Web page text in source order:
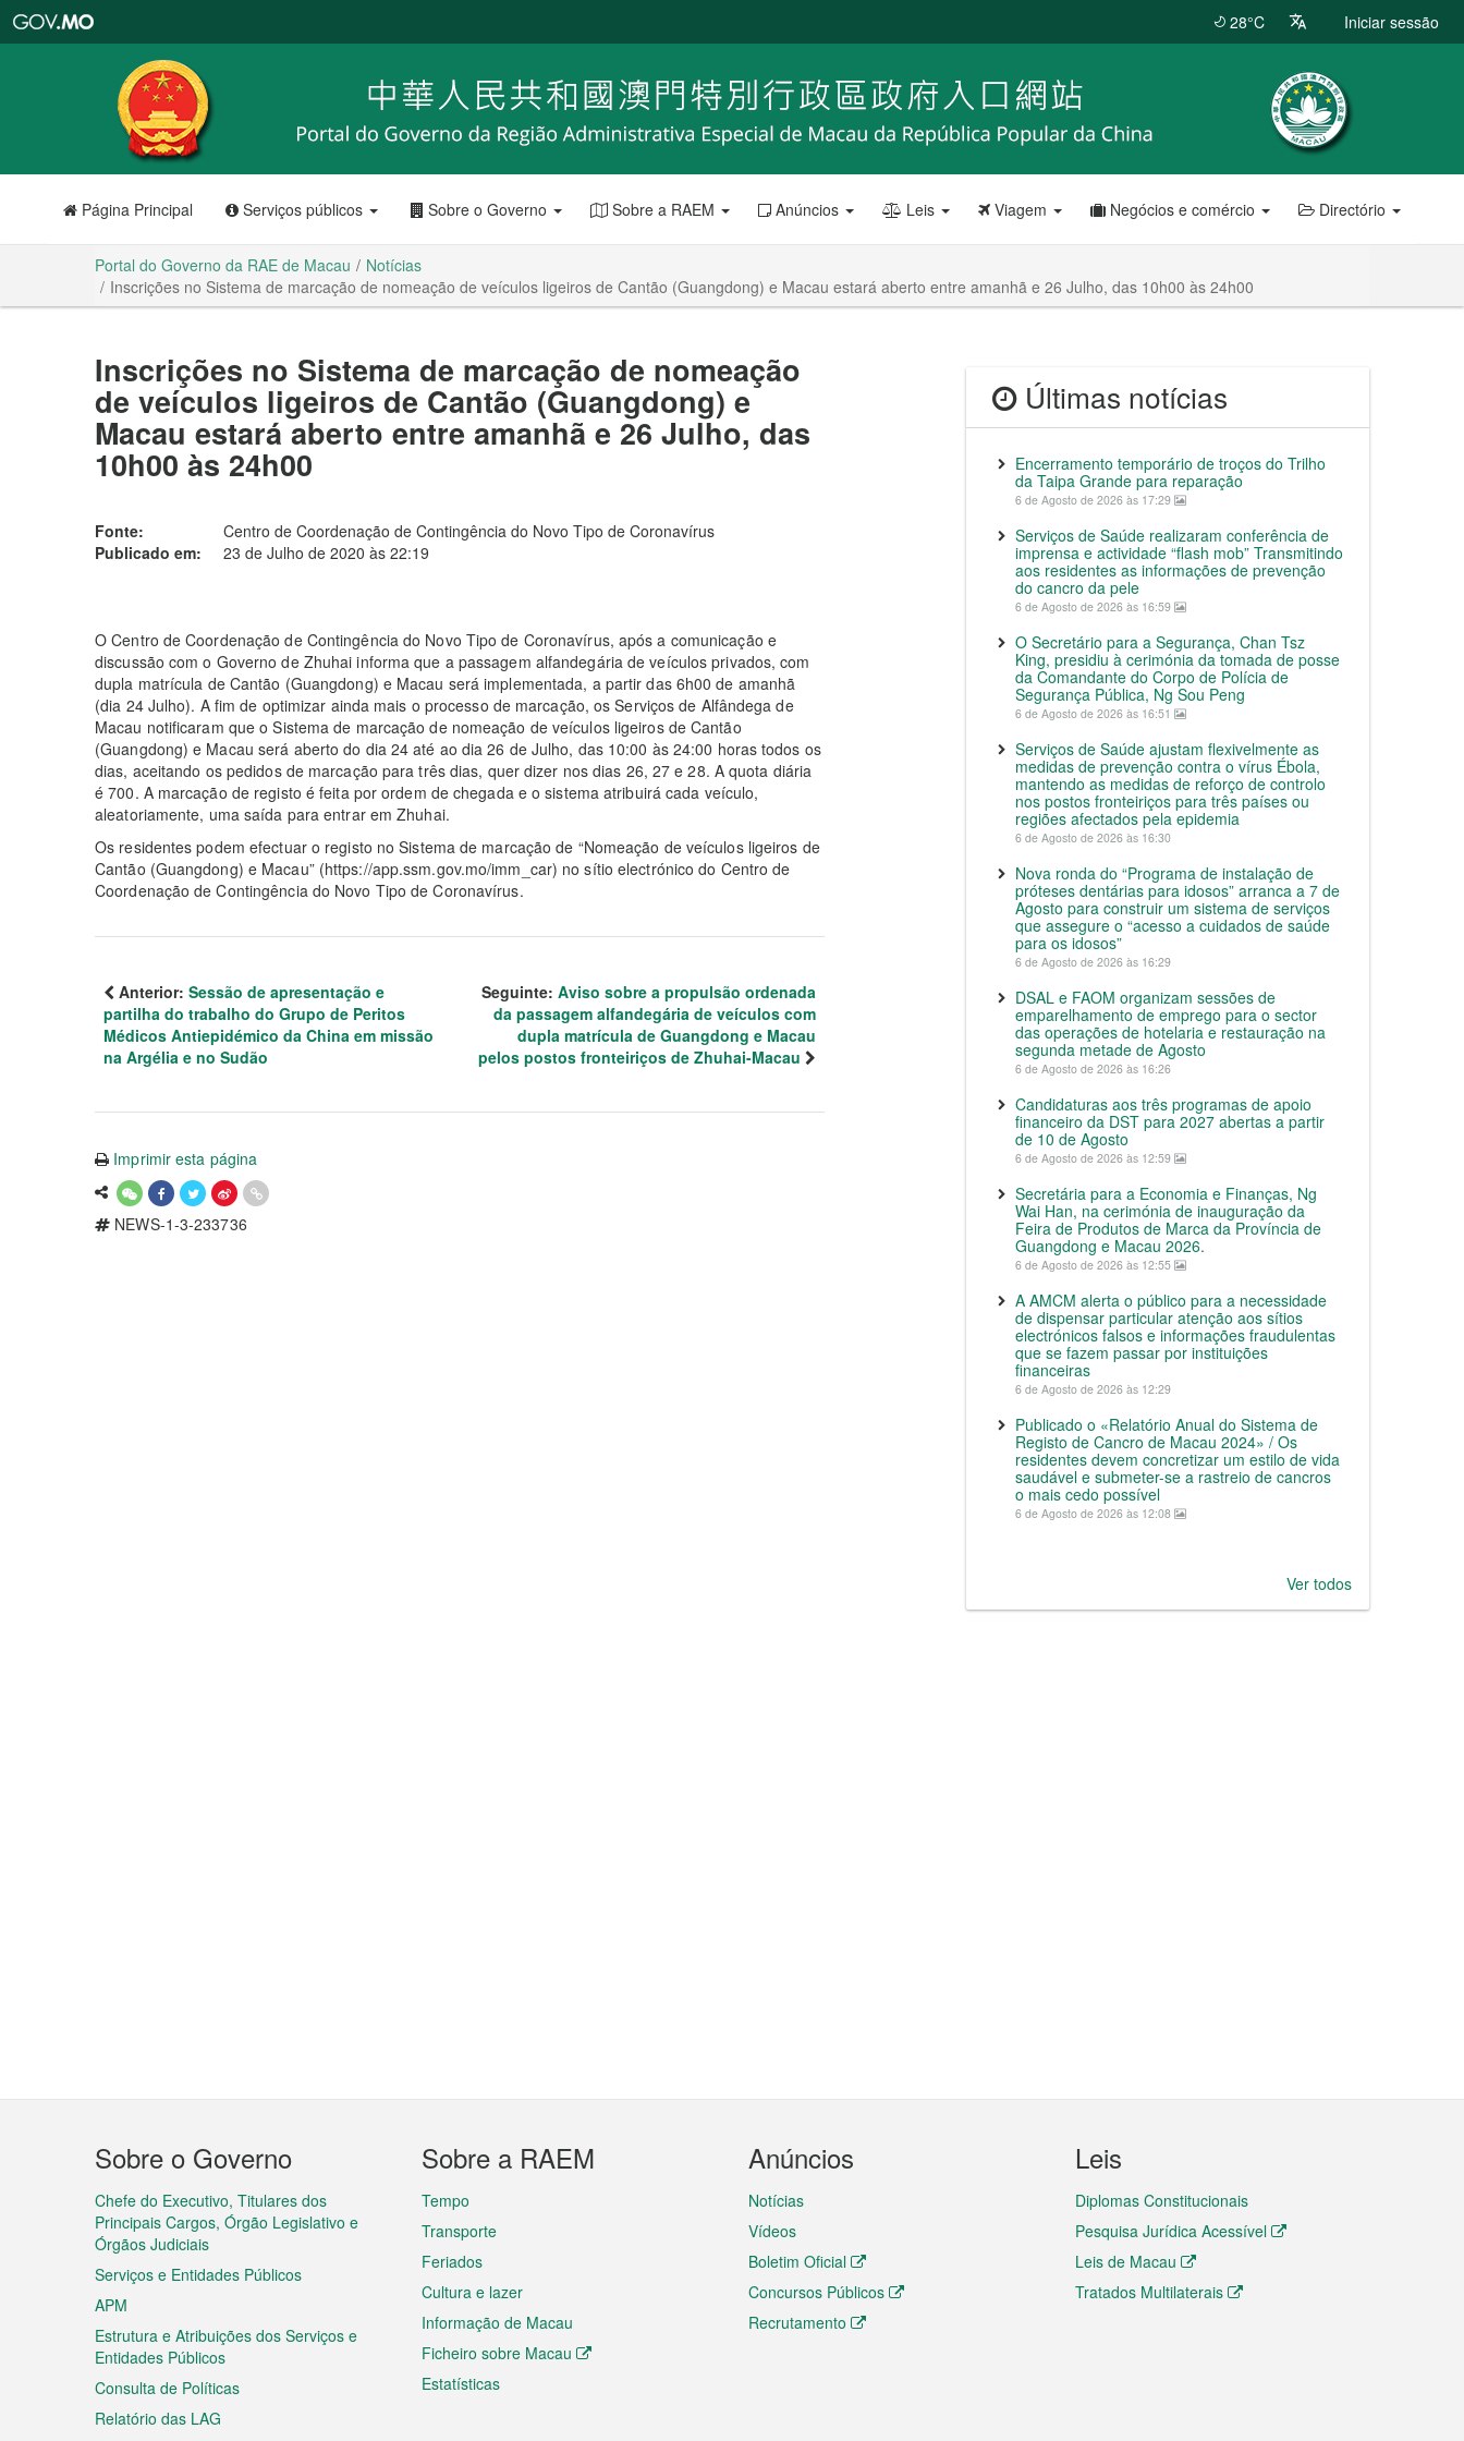
RAE
de
Macau
28°C Iniciar sessão
Página Principal Serviços públicos Sobre o Governo Sobre a RAEM Anúncios Leis Viagem Negócios e comércio Directório
Portal do Governo da RAE de Macau
Notícias
Inscrições no Sistema de marcação de nomeação de veículos ligeiros de Cantão (Guangdong) e Macau estará aberto entre amanhã e 26 Julho, das 10h00 às 24h00
Inscrições no Sistema de marcação de nomeação
de veículos ligeiros de Cantão (Guangdong) e
Macau estará aberto entre amanhã e 26 Julho, das
10h00 às 24h00
Fonte:
Centro de Coordenação de Contingência do Novo Tipo de Coronavírus
Publicado em:
23 de Julho de 2020 às 22:19
O Centro de Coordenação de Contingência do Novo Tipo de Coronavírus, após a comunicação e
discussão com o Governo de Zhuhai informa que a passagem alfandegária de veículos privados, com
dupla matrícula de Cantão (Guangdong) e Macau será implementada, a partir das 6h00 de amanhã
(dia 24 Julho). A fim de optimizar ainda mais o processo de marcação, os Serviços de Alfândega de
Macau notificaram que o Sistema de marcação de nomeação de veículos ligeiros de Cantão
(Guangdong) e Macau será aberto do dia 24 até ao dia 26 de Julho, das 10:00 às 24:00 horas todos os
dias, aceitando os pedidos de marcação para três dias, quer dizer nos dias 26, 27 e 28. A quota diária
é 700. A marcação de registo é feita por ordem de chegada e o sistema atribuirá cada veículo,
aleatoriamente, uma saída para entrar em Zhuhai.
Os residentes podem efectuar o registo no Sistema de marcação de “Nomeação de veículos ligeiros de
Cantão (Guangdong) e Macau” (https://app.ssm.gov.mo/imm_car) no sítio electrónico do Centro de
Coordenação de Contingência do Novo Tipo de Coronavírus.
Anterior: Sessão de apresentação e
partilha do trabalho do Grupo de Peritos
Médicos Antiepidémico da China em missão
na Argélia e no Sudão
Seguinte: Aviso sobre a propulsão ordenada
da passagem alfandegária de veículos com
dupla matrícula de Guangdong e Macau
pelos postos fronteiriços de Zhuhai-Macau
Imprimir esta página
NEWS-1-3-233736
Últimas notícias
Encerramento temporário de troços do Trilho
da Taipa Grande para reparação
6 de Agosto de 2026 às 17:29
Serviços de Saúde realizaram conferência de
imprensa e actividade “flash mob” Transmitindo
aos residentes as informações de prevenção
do cancro da pele
6 de Agosto de 2026 às 16:59
O Secretário para a Segurança, Chan Tsz
King, presidiu à cerimónia da tomada de posse
da Comandante do Corpo de Polícia de
Segurança Pública, Ng Sou Peng
6 de Agosto de 2026 às 16:51
Serviços de Saúde ajustam flexivelmente as
medidas de prevenção contra o vírus Ébola,
mantendo as medidas de reforço de controlo
nos postos fronteiriços para três países ou
regiões afectados pela epidemia
6 de Agosto de 2026 às 16:30
Nova ronda do “Programa de instalação de
próteses dentárias para idosos” arranca a 7 de
Agosto para construir um sistema de serviços
que assegure o “acesso a cuidados de saúde
para os idosos”
6 de Agosto de 2026 às 16:29
DSAL e FAOM organizam sessões de
emparelhamento de emprego para o sector
das operações de hotelaria e restauração na
segunda metade de Agosto
6 de Agosto de 2026 às 16:26
Candidaturas aos três programas de apoio
financeiro da DST para 2027 abertas a partir
de 10 de Agosto
6 de Agosto de 2026 às 12:59
Secretária para a Economia e Finanças, Ng
Wai Han, na cerimónia de inauguração da
Feira de Produtos de Marca da Província de
Guangdong e Macau 2026.
6 de Agosto de 2026 às 12:55
A AMCM alerta o público para a necessidade
de dispensar particular atenção aos sítios
electrónicos falsos e informações fraudulentas
que se fazem passar por instituições
financeiras
6 de Agosto de 2026 às 12:29
Publicado o «Relatório Anual do Sistema de
Registo de Cancro de Macau 2024» / Os
residentes devem concretizar um estilo de vida
saudável e submeter-se a rastreio de cancros
o mais cedo possível
6 de Agosto de 2026 às 12:08
Ver todos
Menu
do
rodapé
Sobre o Governo
Chefe do Executivo, Titulares dos
Principais Cargos, Órgão Legislativo e
Órgãos Judiciais
Serviços e Entidades Públicos
APM
Estrutura e Atribuições dos Serviços e
Entidades Públicos
Consulta de Políticas
Relatório das LAG
Sobre a RAEM
Tempo
Transporte
Feriados
Cultura e lazer
Informação de Macau
Ficheiro sobre Macau
Estatísticas
Anúncios
Notícias
Vídeos
Boletim Oficial
Concursos Públicos
Recrutamento
Leis
Diplomas Constitucionais
Pesquisa Jurídica Acessível
Leis de Macau
Tratados Multilaterais